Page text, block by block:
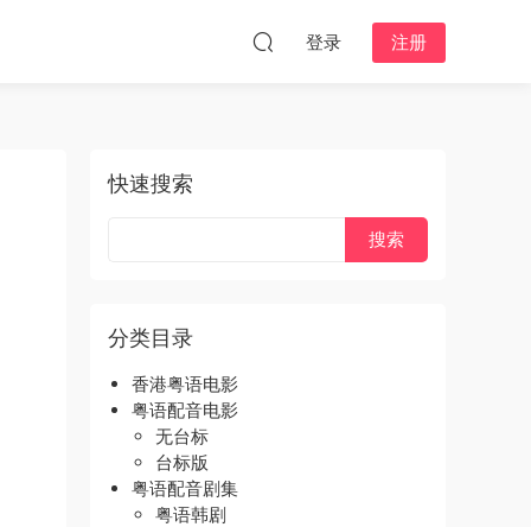
登录 注册
快速搜索
分类目录
香港粤语电影
粤语配音电影
无台标
台标版
粤语配音剧集
粤语韩剧